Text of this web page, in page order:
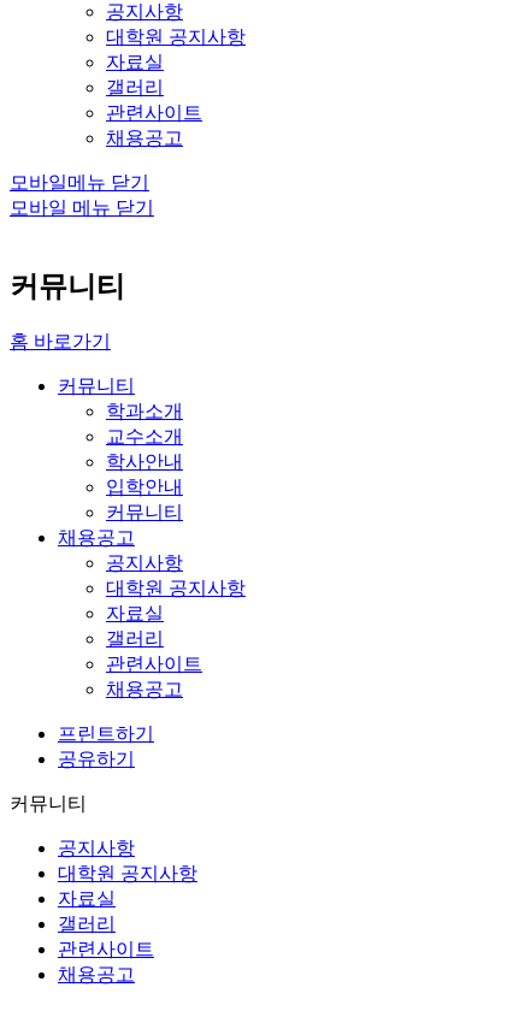
공지사항
대학원 공지사항
자료실
갤러리
관련사이트
채용공고
모바일메뉴 닫기
모바일 메뉴 닫기
커뮤니티
홈 바로가기
커뮤니티
학과소개
교수소개
학사안내
입학안내
커뮤니티
채용공고
공지사항
대학원 공지사항
자료실
갤러리
관련사이트
채용공고
프린트하기
공유하기
커뮤니티
공지사항
대학원 공지사항
자료실
갤러리
관련사이트
채용공고